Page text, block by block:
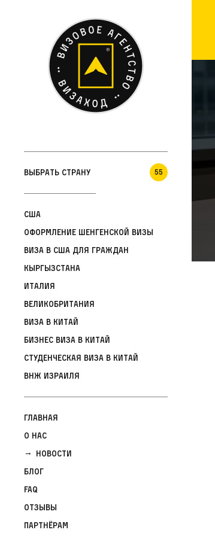
Выбрать страну 55
США
Оформление шенгенской визы
Виза в США для граждан
Кыргызстана
Италия
Великобритания
Виза в Китай
Бизнес виза в Китай
Студенческая виза в Китай
ВНЖ Израиля
Главная
О нас
Новости
Блог
FAQ
Отзывы
Партнёрам